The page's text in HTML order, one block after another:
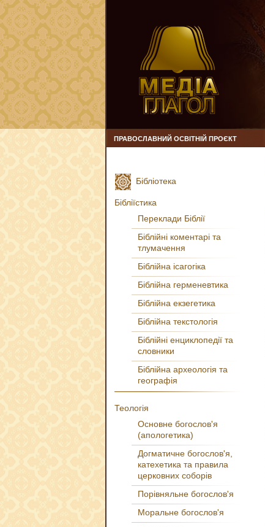
ПРАВОСЛАВНИЙ ОСВІТНІЙ ПРОЄКТ
Бібліотека
Бібліїстика
Переклади Біблії
Біблійні коментарі та
тлумачення
Біблійна ісагогіка
Біблійна герменевтика
Біблійна екзегетика
Біблійна текстологія
Біблійні енциклопедії та
словники
Біблійна археологія та
географія
Теологія
Основне богослов'я
(апологетика)
Догматичне богослов'я,
катехетика та правила
церковних соборів
Порівняльне богослов'я
Моральне богослов'я